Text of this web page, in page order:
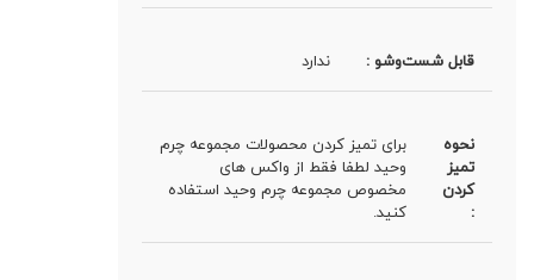
قابل شست‌وشو : ندارد
نحوه
تمیز
کردن
:
برای تمیز کردن محصولات مجموعه چرم
وحید لطفا فقط از واکس های
مخصوص مجموعه چرم وحید استفاده
کنید.